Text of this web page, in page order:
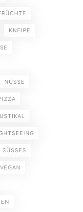
KNEIPE
NÜSSE
SÜSSES
VEGAN